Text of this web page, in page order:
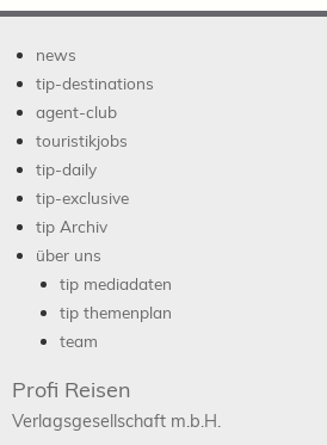
news
tip-destinations
agent-club
touristikjobs
tip-daily
tip-exclusive
tip Archiv
über uns
tip mediadaten
tip themenplan
team
Profi Reisen
Verlagsgesellschaft m.b.H.